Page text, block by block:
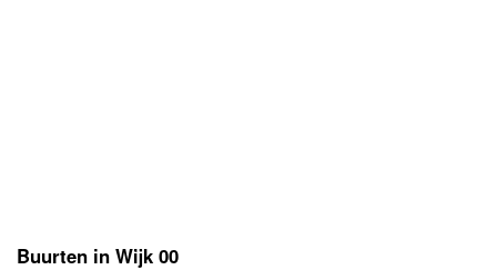
Buurten in Wijk 00